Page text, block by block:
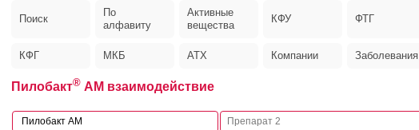
Поиск
По
алфавиту
Активные
вещества
КФУ ФТГ
КФГ МКБ АТХ Компании Заболевания
Пилобакт®АМ взаимодействие